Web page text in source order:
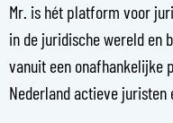
Mr. is hét platform voor
in de juridische wereld en
vanuit een onafhankelijke
Nederland actieve juristen